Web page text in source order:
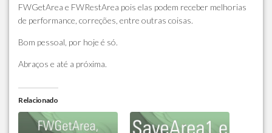
FWGetArea e FWRestArea pois elas podem receber melhorias
de performance, correções, entre outras coisas.
Bom pessoal, por hoje é só.
Abraços e até a próxima.
Relacionado